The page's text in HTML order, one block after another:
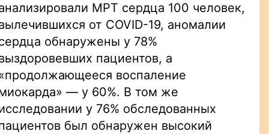
МРТ сердца 100 человек,
от COVID-19, аномалии
обнаружены у 78%
пациентов, а
воспаление
— у 60%. В том же
у 76% обследованных
был обнаружен высокий